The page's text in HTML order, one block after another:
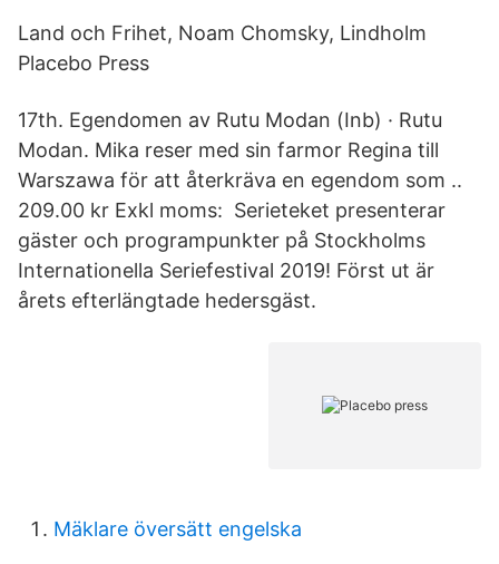
Land och Frihet, Noam Chomsky, Lindholm
Placebo Press
17th. Egendomen av Rutu Modan (Inb) · Rutu
Modan. Mika reser med sin farmor Regina till
Warszawa för att återkräva en egendom som ..
209.00 kr Exkl moms: Serieteket presenterar
gäster och programpunkter på Stockholms
Internationella Seriefestival 2019! Först ut är
årets efterlängtade hedersgäst.
Mäklare översätt engelska